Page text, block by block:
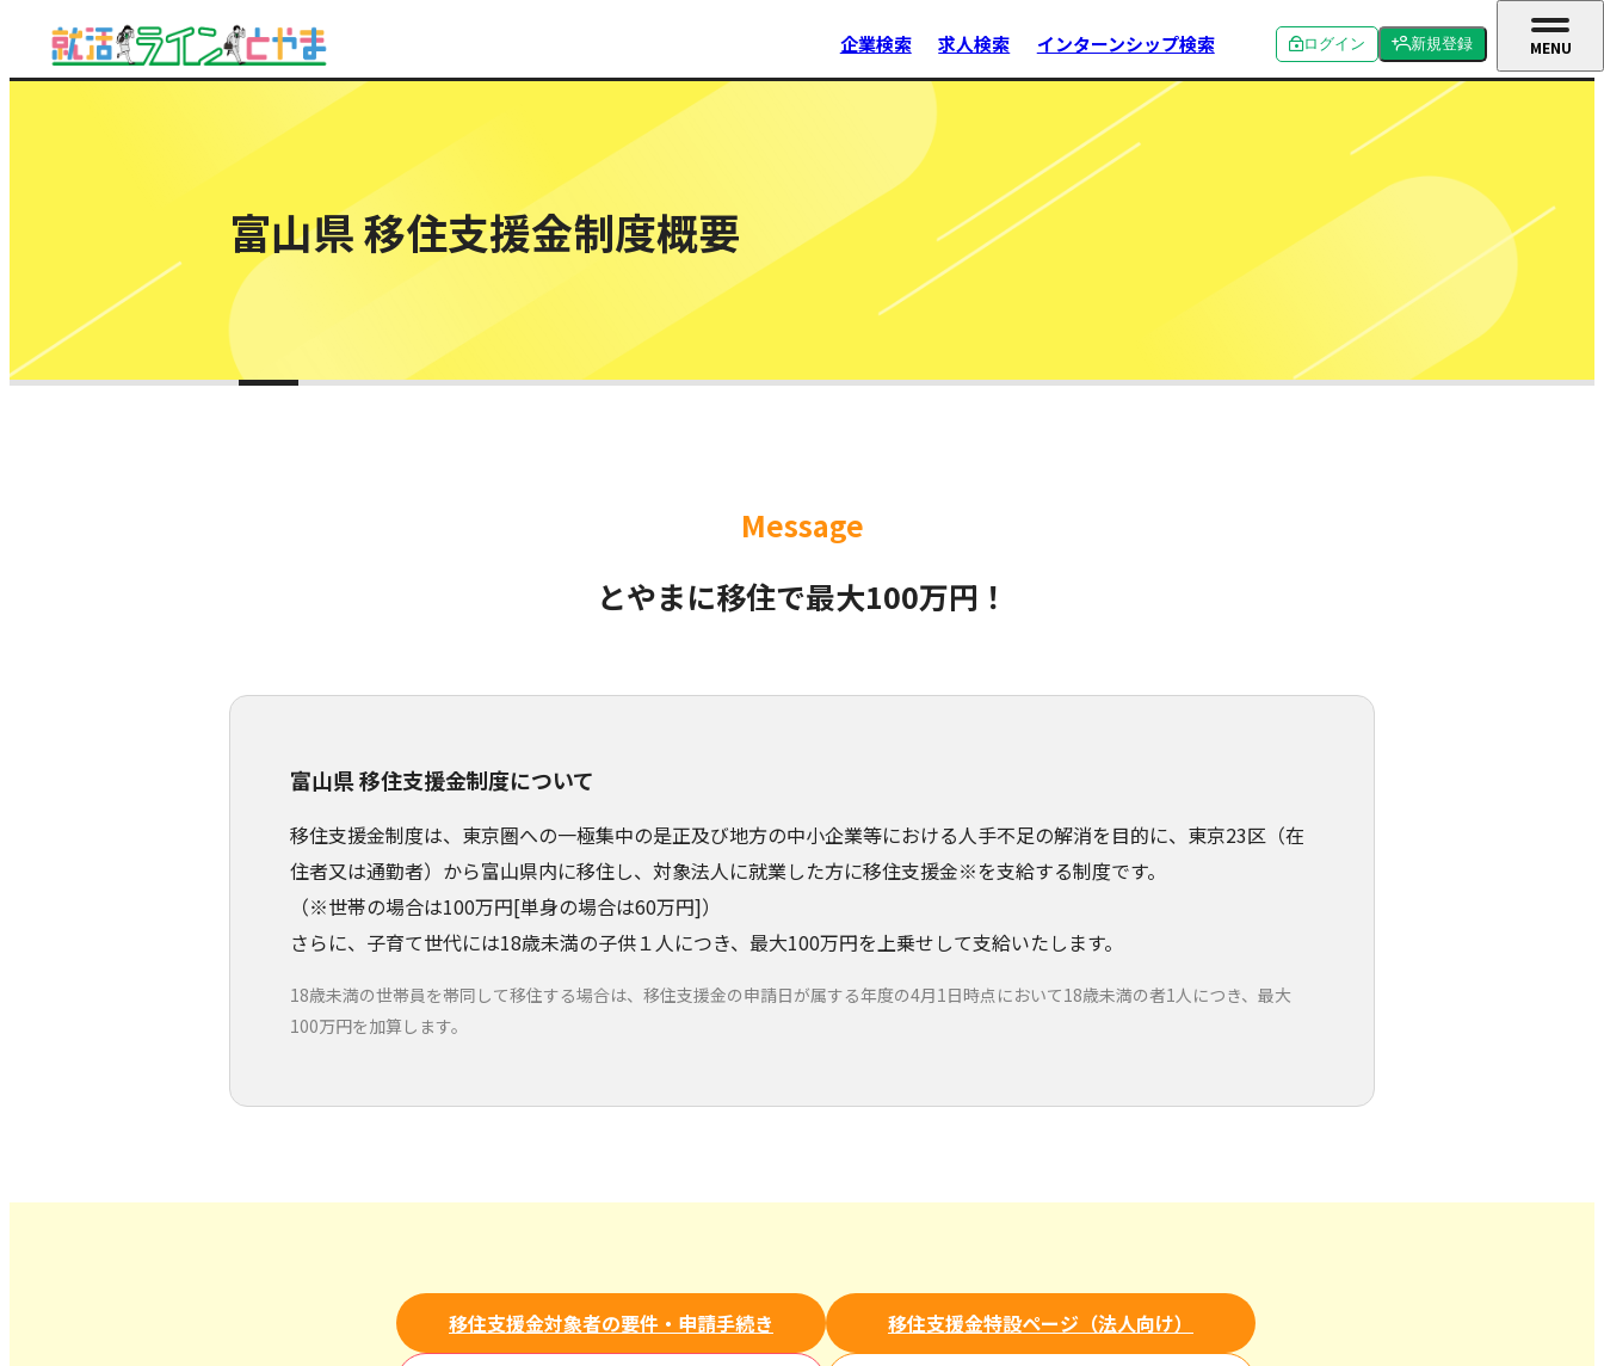
企業検索 求人検索 インターンシップ検索 ログイン
個人ログイン
企業ログイン
学校関係者ログイン
新規登録
個人新規登録
企業新規登録
富山県 移住支援金制度概要
Message
とやまに移住で最大100万円！
富山県 移住支援金制度について
移住支援金制度は、東京圏への一極集中の是正及び地方の中小企業等における人手不足の解消を目的に、東京23区（在
住者又は通勤者）から富山県内に移住し、対象法人に就業した方に移住支援金※を支給する制度です。
（※世帯の場合は100万円[単身の場合は60万円]）
さらに、子育て世代には18歳未満の子供１人につき、最大100万円を上乗せして支給いたします。
18歳未満の世帯員を帯同して移住する場合は、移住支援金の申請日が属する年度の4月1日時点において18歳未満の者1人につき、最大
100万円を加算します。
移住支援金対象者の要件・申請手続き 移住支援金特設ページ（法人向け）
MENU